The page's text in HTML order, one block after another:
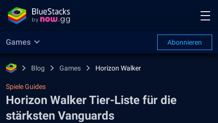
Games Abonnieren
Blog Games Horizon Walker
Spiele Guides
Horizon Walker Tier-Liste für die
stärksten Vanguards